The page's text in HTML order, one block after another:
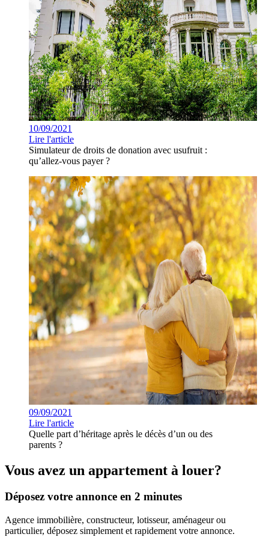
10/09/2021
Lire l'article
Simulateur de droits de donation avec usufruit :
qu’allez-vous payer ?
09/09/2021
Lire l'article
Quelle part d’héritage après le décès d’un ou des
parents ?
Vous avez un appartement à louer?
Déposez votre annonce en 2 minutes
Agence immobilière, constructeur, lotisseur, aménageur ou
particulier, déposez simplement et rapidement votre annonce.